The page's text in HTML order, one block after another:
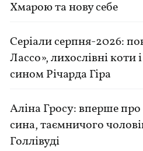
Хмарою та нову себе
Серіали серпня-2026:
Лассо», лихослівні коти
сином Річарда Гіра
Аліна Гросу: вперше
сина, таємничого
Голлівуді